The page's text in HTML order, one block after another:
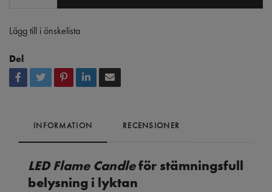
Lägg till i önskelista
Del
INFORMATION RECENSIONER
LED Flame Candleför stämningsfull
belysning i lyktan